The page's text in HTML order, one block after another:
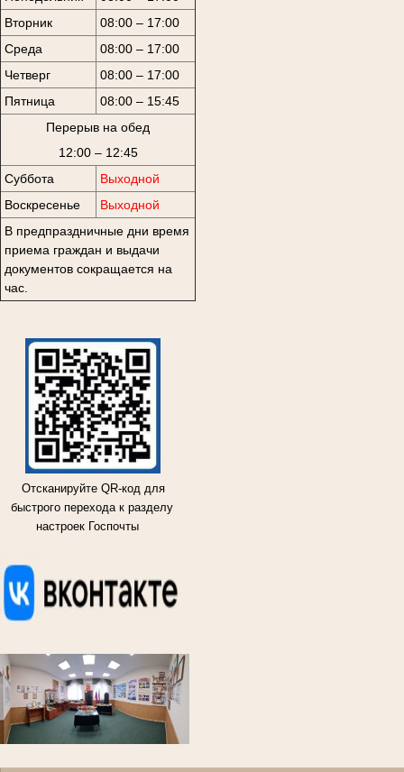
Вторник
08:00 – 17:00
Среда
08:00 – 17:00
Четверг
08:00 – 17:00
Пятница
08:00 – 15:45
Перерыв на обед
12:00 – 12:45
Суббота
Выходной
Воскресенье
Выходной
В предпраздничные дни время
приема граждан и выдачи
документов сокращается на
час.
Отсканируйте QR-код для
быстрого перехода к разделу
настроек Госпочты